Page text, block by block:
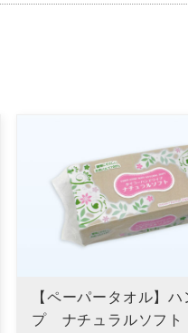
【ペーパータオル】ハ
プ ナチュラルソフト